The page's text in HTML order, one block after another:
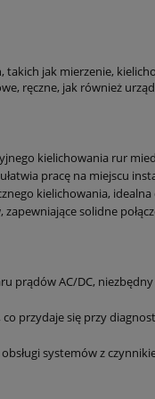
jak mierzenie,
ręczne, jak również
kielichowania rur
pracę na miejscu
kielichowania,
solidne
prądów AC/DC,
przydaje się przy
systemów z